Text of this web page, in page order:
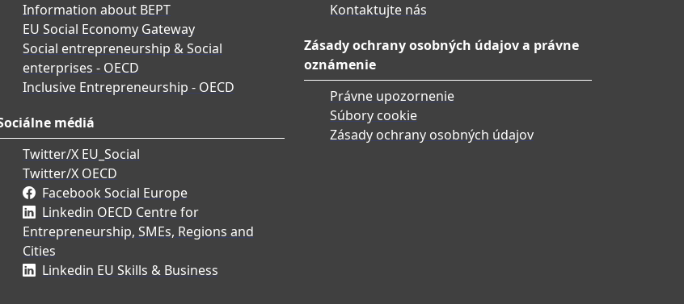
Information about BEPT
EU Social Economy Gateway
Social entrepreneurship & Social
enterprises - OECD
Inclusive Entrepreneurship - OECD
médiá
Twitter/X EU_Social
Twitter/X OECD
Facebook Social Europe
Linkedin OECD Centre for
Entrepreneurship, SMEs, Regions and
Cities
Linkedin EU Skills & Business
Kontaktujte nás
Zásady ochrany osobných údajov a právne
oznámenie
Právne upozornenie
Súbory cookie
Zásady ochrany osobných údajov